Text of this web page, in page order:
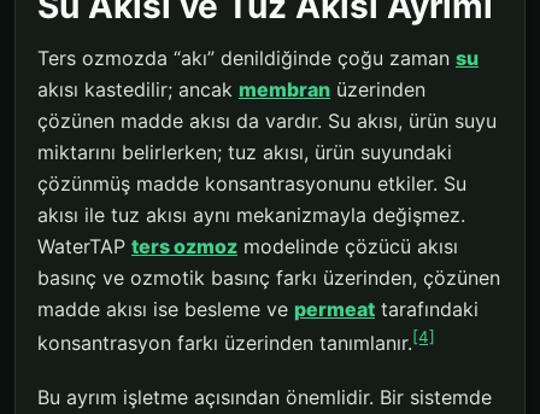
Ters ozmozda “akı” denildiğinde çoğu zaman su
akısı kastedilir; ancak membran üzerinden
çözünen madde akısı da vardır. Su akısı, ürün suyu
miktarını belirlerken; tuz akısı, ürün suyundaki
çözünmüş madde konsantrasyonunu etkiler. Su
akısı ile tuz akısı aynı mekanizmayla değişmez.
WaterTAP ters ozmoz modelinde çözücü akısı
basınç ve ozmotik basınç farkı üzerinden, çözünen
madde akısı ise besleme ve permeat tarafındaki
konsantrasyon farkı üzerinden tanımlanır.[4]
Bu ayrım işletme açısından önemlidir. Bir sistemde